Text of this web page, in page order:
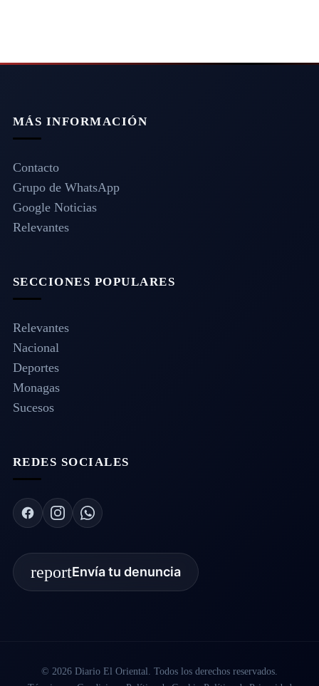
MÁS INFORMACIÓN
Contacto
Grupo de WhatsApp
Google Noticias
Relevantes
SECCIONES POPULARES
Relevantes
Nacional
Deportes
Monagas
Sucesos
REDES SOCIALES
reportEnvía tu denuncia
© 2026 Diario El Oriental. Todos los derechos reservados.